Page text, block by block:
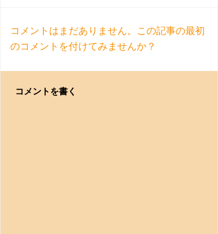
コメントはまだありません。この記事の最初
のコメントを付けてみませんか？
コメントを書く